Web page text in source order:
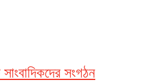
সংগঠন